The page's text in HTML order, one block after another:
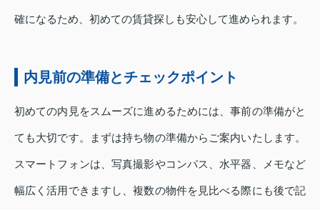
確になるため、初めての賃貸探しも安心して進められます。
内見前の準備とチェックポイント
初めての内見をスムーズに進めるためには、事前の準備がと
ても大切です。まずは持ち物の準備からご案内いたします。
スマートフォンは、写真撮影やコンパス、水平器、メモなど
幅広く活用できますし、複数の物件を見比べる際にも後で記